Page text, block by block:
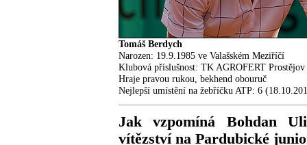
Tomáš Berdych
Narozen: 19.9.1985 ve Valašském Meziříčí
Klubová příslušnost: TK AGROFERT Prostějov
Hraje pravou rukou, bekhend obouruč
Nejlepší umístění na žebříčku ATP: 6
Jak vzpomíná Bohdan
vítězství na Pardubické